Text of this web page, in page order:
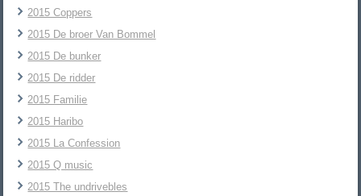
2015 Coppers
2015 De broer Van Bommel
2015 De bunker
2015 De ridder
2015 Familie
2015 Haribo
2015 La Confession
2015 Q music
2015 The undrivebles